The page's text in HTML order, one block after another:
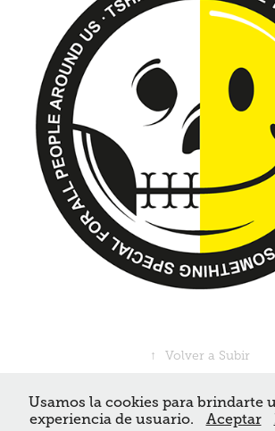
↑ Volver a Subir
Powered by
Usamos la cookies para brindarte
experiencia de usuario.
Aceptar